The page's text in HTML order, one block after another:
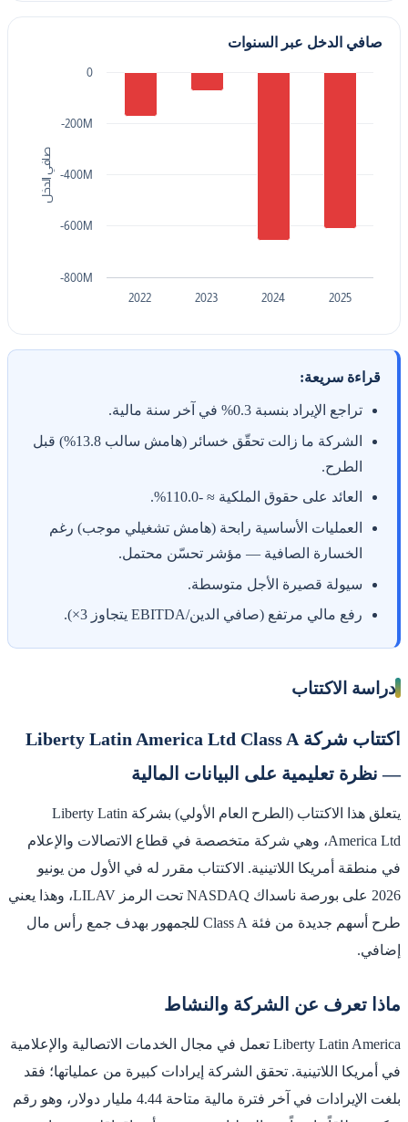
صافي الدخل عبر السنوات
صافي الدخل
2022 2023 2024 2025
-800M
-600M
-400M
-200M
0
قراءة سريعة:
تراجع الإيراد بنسبة 0.3% في آخر سنة مالية.
الشركة ما زالت تحقّق خسائر (هامش سالب 13.8%) قبل
الطرح.
العائد على حقوق الملكية ≈ -110.0%.
العمليات الأساسية رابحة (هامش تشغيلي موجب) رغم
الخسارة الصافية — مؤشر تحسّن محتمل.
سيولة قصيرة الأجل متوسطة.
رفع مالي مرتفع (صافي الدين/EBITDA يتجاوز 3×).
دراسة الاكتتاب
اكتتاب شركة Liberty Latin America Ltd Class A
— نظرة تعليمية على البيانات المالية
يتعلق هذا الاكتتاب (الطرح العام الأولي) بشركة Liberty Latin
America Ltd، وهي شركة متخصصة في قطاع الاتصالات والإعلام
في منطقة أمريكا اللاتينية. الاكتتاب مقرر له في الأول من يونيو
2026 على بورصة ناسداك NASDAQ تحت الرمز LILAV، وهذا يعني
طرح أسهم جديدة من فئة Class A للجمهور بهدف جمع رأس مال
إضافي.
ماذا تعرف عن الشركة والنشاط
Liberty Latin America تعمل في مجال الخدمات الاتصالية والإعلامية
في أمريكا اللاتينية. تحقق الشركة إيرادات كبيرة من عملياتها؛ فقد
بلغت الإيرادات في آخر فترة مالية متاحة 4.44 مليار دولار، وهو رقم